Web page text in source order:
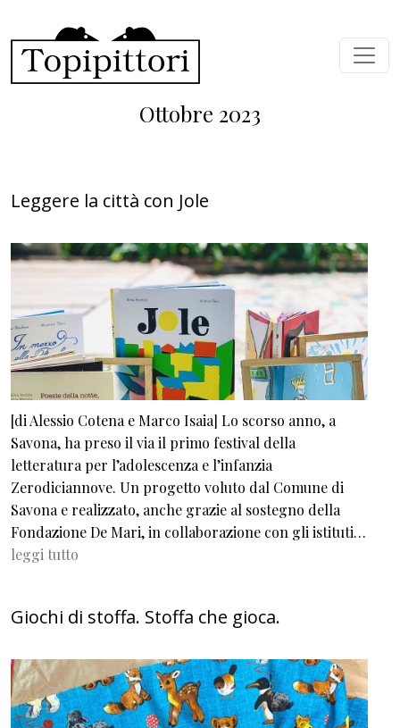
Ottobre 2023
Leggere la città con Jole
[di Alessio Cotena e Marco Isaia] Lo scorso anno, a
Savona, ha preso il via il primo festival della
letteratura per l’adolescenza e l’infanzia
Zerodiciannove. Un progetto voluto dal Comune di
Savona e realizzato, anche grazie al sostegno della
Fondazione De Mari, in collaborazione con gli istituti…
leggi tutto
Giochi di stoffa. Stoffa che gioca.